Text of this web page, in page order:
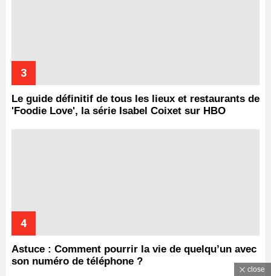
Le guide définitif de tous les lieux et restaurants de
'Foodie Love', la série Isabel Coixet sur HBO
Astuce : Comment pourrir la vie de quelqu’un avec
son numéro de téléphone ?
close